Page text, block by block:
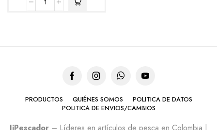
PRODUCTOS QUIÉNES SOMOS
POLITICA DE DATOS
POLITICA DE ENVIOS/CAMBIOS